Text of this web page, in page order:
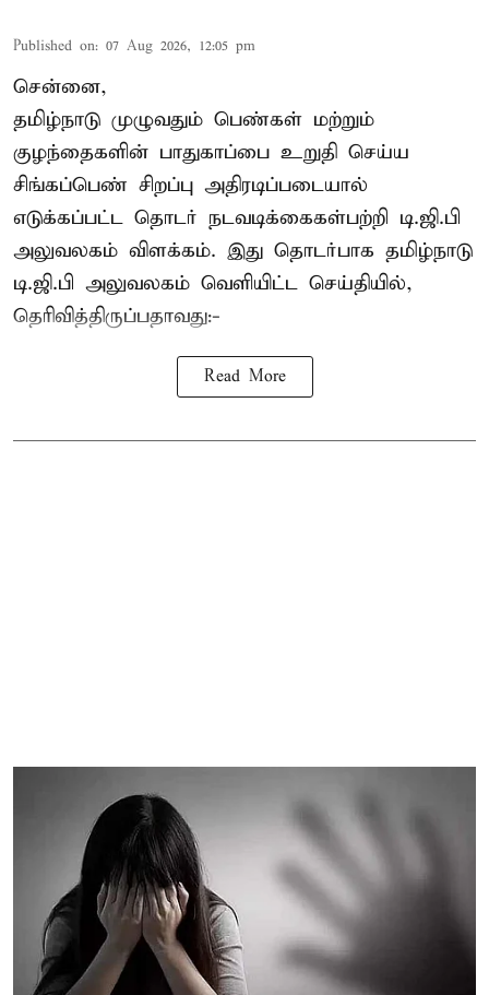
Published on: 07 Aug 2026, 12:05 pm
சென்னை,
தமிழ்நாடு முழுவதும் பெண்கள் மற்றும்
குழந்தைகளின் பாதுகாப்பை உறுதி செய்ய
சிங்கப்பெண் சிறப்பு அதிரடிப்படையால்
எடுக்கப்பட்ட தொடர் நடவடிக்கைகள்பற்றி டி.ஜி.பி
அலுவலகம் விளக்கம். இது தொடர்பாக தமிழ்நாடு
டி.ஜி.பி அலுவலகம் வெளியிட்ட செய்தியில்,
தெரிவித்திருப்பதாவது:-
Read More